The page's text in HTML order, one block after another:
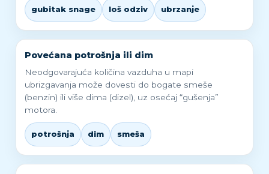
gubitak snage loš odziv ubrzanje
Povećana potrošnja ili dim
Neodgovarajuća količina vazduha u mapi
ubrizgavanja može dovesti do bogate smeše
(benzin) ili više dima (dizel), uz osećaj “gušenja”
motora.
potrošnja dim smeša